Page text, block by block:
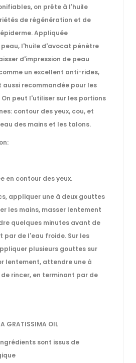
on prête à l'huile
de régénération et de
Appliquée
l'huile d'avocat pénètre
d'impression de peau
un excellent anti-rides,
recommandée pour les
peut l'utiliser sur les portions
contour des yeux, cou, et
des mains et les talons.
en contour des yeux.
appliquer une à deux gouttes
les mains, masser lentement
quelques minutes avant de
par de l'eau froide. Sur les
plusieurs gouttes sur
lentement, attendre une à
rincer, en terminant par de
GRATISSIMA OIL
sont issus de